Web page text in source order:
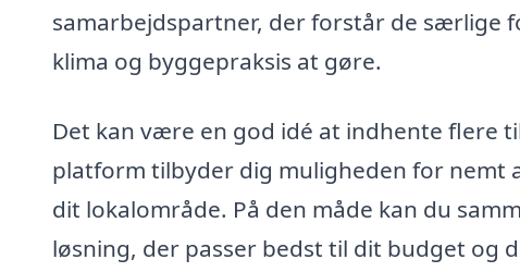
samarbejdspartner, der forstår de særlige
klima og byggepraksis at gøre.
Det kan være en god idé at indhente flere
platform tilbyder dig muligheden for nemt
dit lokalområde. På den måde kan du
løsning, der passer bedst til dit budget og